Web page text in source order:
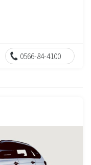
0566-84-4100